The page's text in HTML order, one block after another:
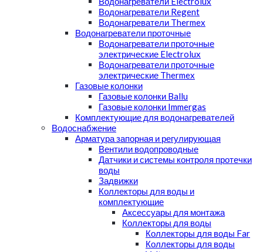
Водонагреватели Regent
Водонагреватели Thermex
Водонагреватели проточные
Водонагреватели проточные
электрические Electrolux
Водонагреватели проточные
электрические Thermex
Газовые колонки
Газовые колонки Ballu
Газовые колонки Immergas
Комплектующие для водонагревателей
Водоснабжение
Арматура запорная и регулирующая
Вентили водопроводные
Датчики и системы контроля протечки
воды
Задвижки
Коллекторы для воды и
комплектующие
Аксессуары для монтажа
Коллекторы для воды
Коллекторы для воды Far
Коллекторы для воды